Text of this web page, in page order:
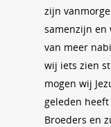
zijn
samenzijn en
van meer
wij iets zien
mogen wij
geleden
Broeders en